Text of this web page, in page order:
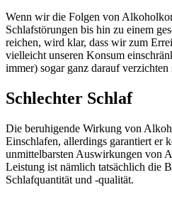
Wenn wir die Folgen von
Schlafstörungen bis hin zu einem
reichen, wird klar, dass wir zum
vielleicht unseren Konsum
immer) sogar ganz darauf verzichten
Schlechter Schlaf
Die beruhigende Wirkung von
Einschlafen, allerdings garantiert er
unmittelbarsten Auswirkungen von
Leistung ist nämlich tatsächlich die
Schlafquantität und -qualität.